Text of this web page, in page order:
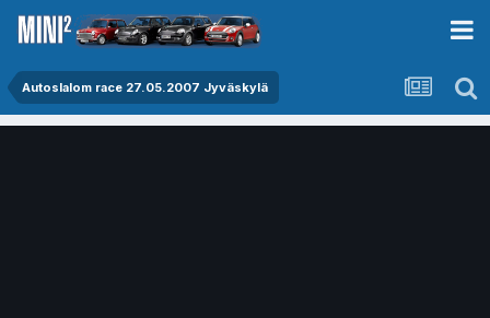
Autoslalom race 27.05.2007 Jyväskylä